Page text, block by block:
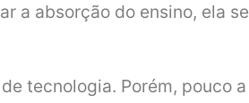
a absorção do ensino, ela
tecnologia. Porém, pouco